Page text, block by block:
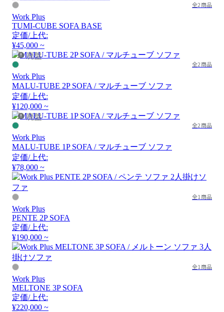
全2商品
Work Plus
TUMI-CUBE SOFA BASE
定価/上代:
¥45,000 ~
廃盤
全2商品
Work Plus
MALU-TUBE 2P SOFA / マルチューブ ソファ
定価/上代:
¥120,000 ~
廃盤
全2商品
Work Plus
MALU-TUBE 1P SOFA / マルチューブ ソファ
定価/上代:
¥78,000 ~
全1商品
Work Plus
PENTE 2P SOFA
定価/上代:
¥190,000 ~
全1商品
Work Plus
MELTONE 3P SOFA
定価/上代:
¥220,000 ~